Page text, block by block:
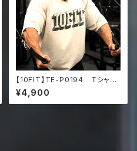
【10FIT】TE-P0194 Ｔシャ
ツ トレーニング 筋トレ 10F
ITアートデザイン Oversize
d faded t-shirt
¥4,900